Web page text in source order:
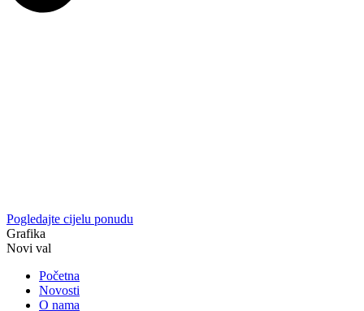
Pogledajte cijelu ponudu
Grafika
Novi val
Početna
Novosti
O nama